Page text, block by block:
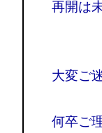
再開は
大変ご
何卒ご